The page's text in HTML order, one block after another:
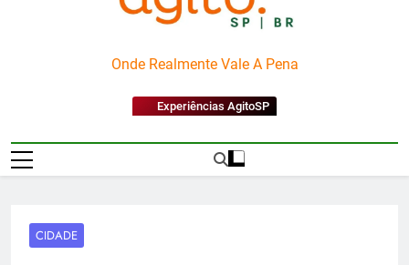
AgitoSP
Onde Realmente Vale A Pena
Experiências AgitoSP
CIDADE